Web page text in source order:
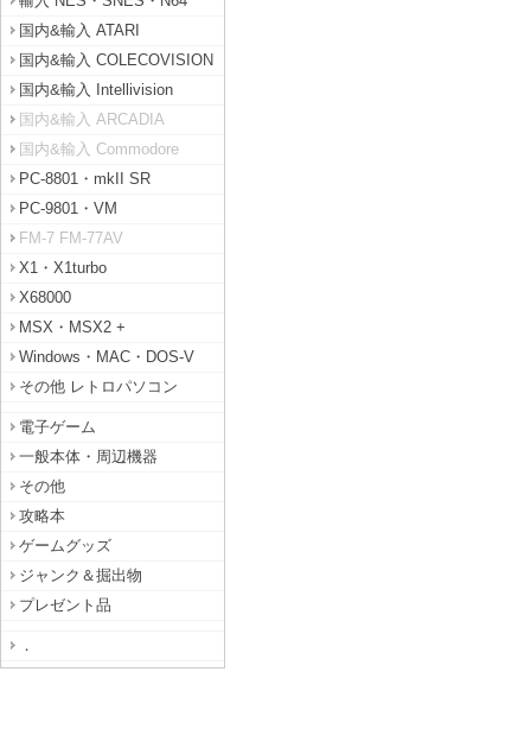
国内&輸入 ATARI
国内&輸入 COLECOVISION
国内&輸入 Intellivision
国内&輸入 ARCADIA
国内&輸入 Commodore
PC-8801・mkII SR
PC-9801・VM
FM-7 FM-77AV
X1・X1turbo
X68000
MSX・MSX2 +
Windows・MAC・DOS-V
その他 レトロパソコン
電子ゲーム
一般本体・周辺機器
その他
攻略本
ゲームグッズ
ジャンク＆掘出物
プレゼント品
．